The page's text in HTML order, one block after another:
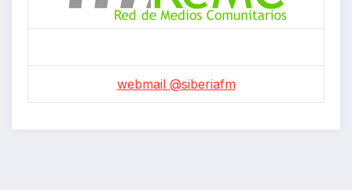
webmail @siberiafm